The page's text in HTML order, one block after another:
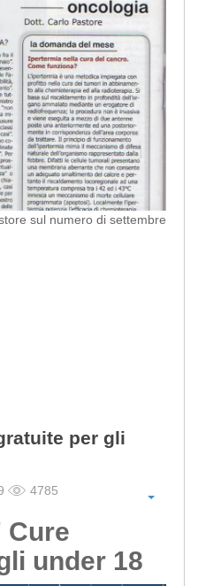
sul numero di settembre
per gli
4785
Cure
under 18